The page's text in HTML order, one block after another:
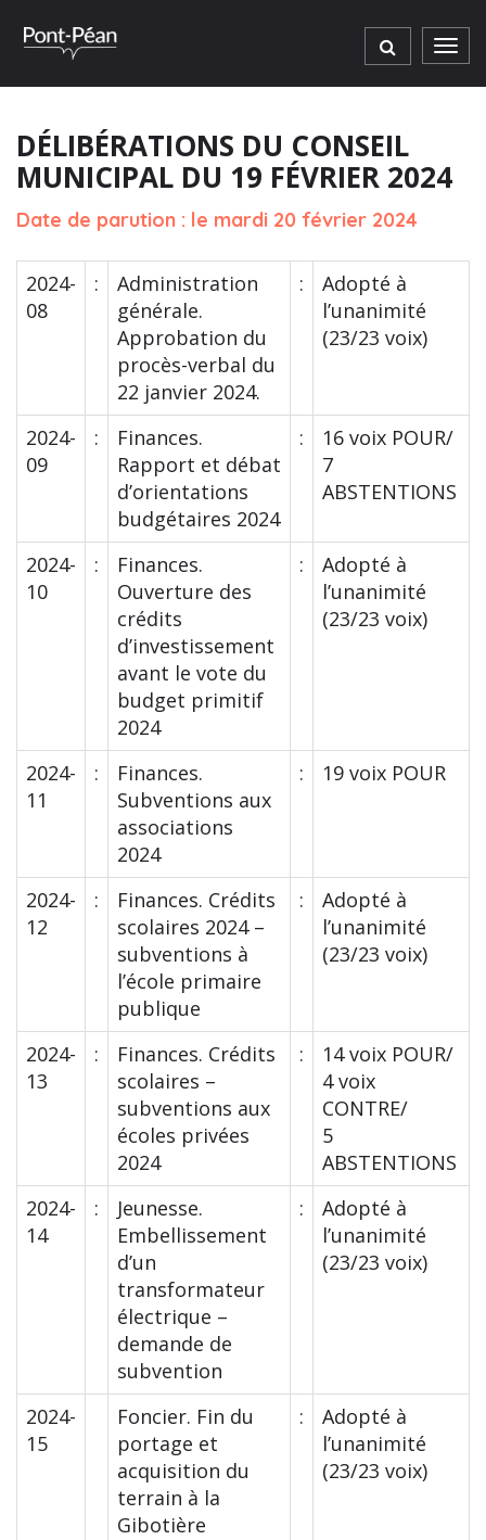
DÉLIBÉRATIONS DU CONSEIL
MUNICIPAL DU 19 FÉVRIER 2024
Date de parution : le mardi 20 février 2024
2024-
08
:
Administration
générale.
Approbation du
procès-verbal du
22 janvier 2024.
:
Adopté à
l’unanimité
(23/23 voix)
2024-
09
:
Finances.
Rapport et débat
d’orientations
budgétaires 2024
:
16 voix POUR/
7
ABSTENTIONS
2024-
10
:
Finances.
Ouverture des
crédits
d’investissement
avant le vote du
budget primitif
2024
:
Adopté à
l’unanimité
(23/23 voix)
2024-
11
:
Finances.
Subventions aux
associations
2024
: 19 voix POUR
2024-
12
:
Finances. Crédits
scolaires 2024 –
subventions à
l’école primaire
publique
:
Adopté à
l’unanimité
(23/23 voix)
2024-
13
:
Finances. Crédits
scolaires –
subventions aux
écoles privées
2024
:
14 voix POUR/
4 voix
CONTRE/
5
ABSTENTIONS
2024-
14
:
Jeunesse.
Embellissement
d’un
transformateur
électrique –
demande de
subvention
:
Adopté à
l’unanimité
(23/23 voix)
2024-
15
Foncier. Fin du
portage et
acquisition du
terrain à la
Gibotière
:
Adopté à
l’unanimité
(23/23 voix)